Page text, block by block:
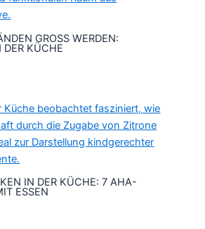
GROSS WERDEN: M
KÜCHE
IN DER KÜCHE: 7 AHA-
ESSEN